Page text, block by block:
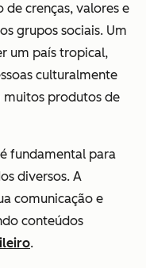
crenças, valores e
grupos sociais. Um
um país tropical,
culturalmente
muitos produtos de
fundamental para
diversos. A
comunicação e
conteúdos
.